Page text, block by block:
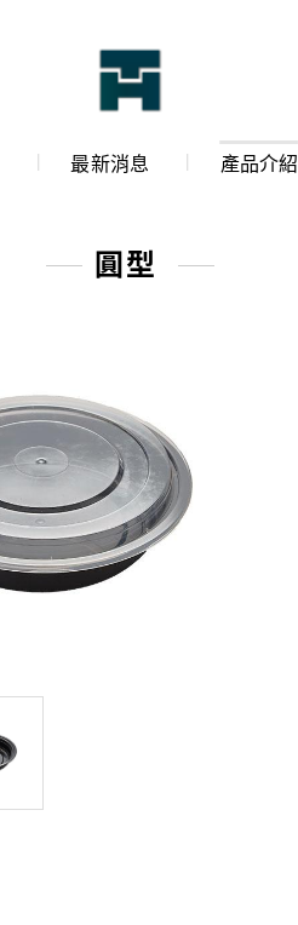
最新消息 產品介紹
圓型